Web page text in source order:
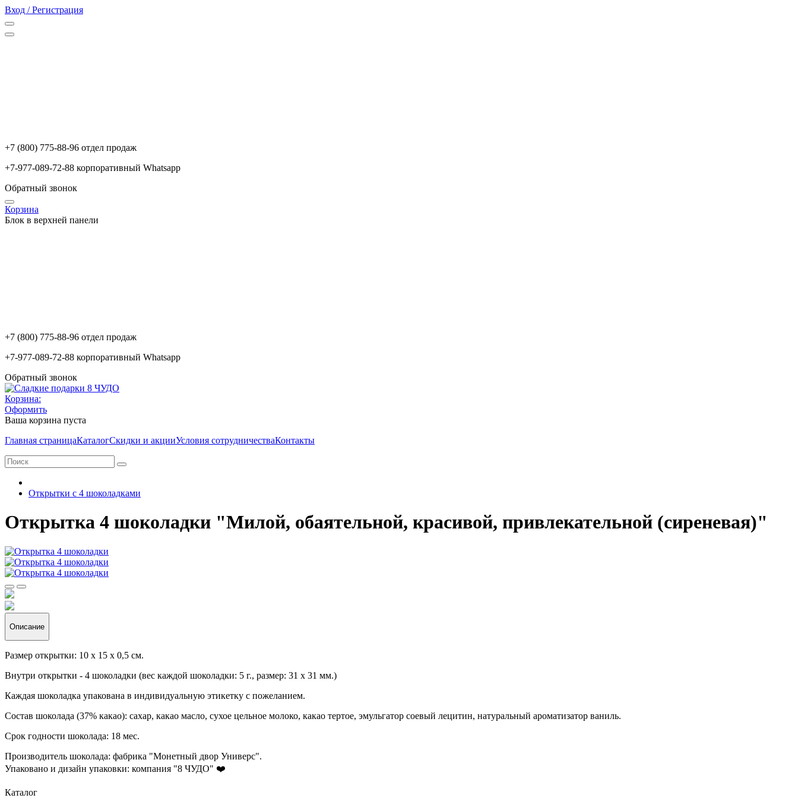
Вход / Регистрация
+7 (800) 775-88-96 отдел продаж
+7-977-089-72-88 корпоративный Whatsapp
Обратный звонок
Корзина
Блок в верхней панели
+7 (800) 775-88-96 отдел продаж
+7-977-089-72-88 корпоративный Whatsapp
Обратный звонок
Корзина:
Оформить
Ваша корзина пуста
Главная страницаКаталогСкидки и акцииУсловия сотрудничестваКонтакты
Открытки с 4 шоколадками
Открытка 4 шоколадки "Милой, обаятельной, красивой, привлекательной (сиреневая)"
Описание
Размер открытки: 10 х 15 х 0,5 см.
Внутри открытки - 4 шоколадки (вес каждой шоколадки: 5 г., размер: 31 х 31 мм.)
Каждая шоколадка упакована в индивидуальную этикетку с пожеланием.
Состав шоколада (37% какао): сахар, какао масло, сухое цельное молоко, какао тертое, эмульгатор соевый лецитин, натуральный ароматизатор ваниль.
Срок годности шоколада: 18 мес.
Производитель шоколада: фабрика "Монетный двор Универс".
Упаковано и дизайн упаковки: компания "8 ЧУДО" ❤️
Каталог